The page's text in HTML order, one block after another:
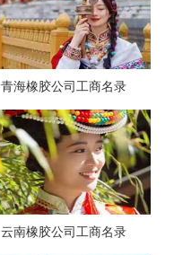
青海橡胶公司工商名录
云南橡胶公司工商名录